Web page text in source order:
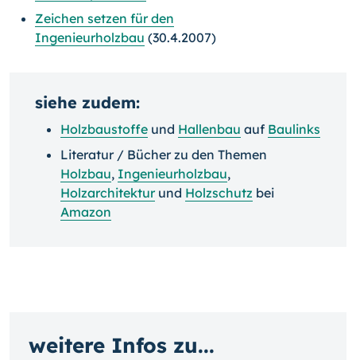
Zeichen setzen für den
Ingenieurholzbau (30.4.2007)
siehe zudem:
Holzbaustoffe und Hallenbau auf Baulinks
Literatur / Bücher zu den Themen
Holzbau, Ingenieurholzbau,
Holzarchitekturund Holzschutz bei
Amazon
weitere Infos zu...